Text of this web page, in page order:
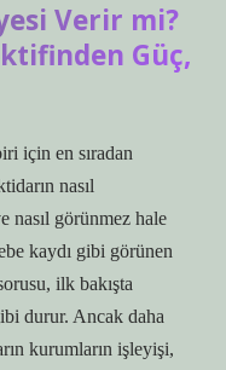
Verir mi?
Güç,
için en sıradan
nasıl
nasıl görünmez hale
kaydı gibi görünen
ilk bakışta
durur. Ancak daha
kurumların işleyişi,